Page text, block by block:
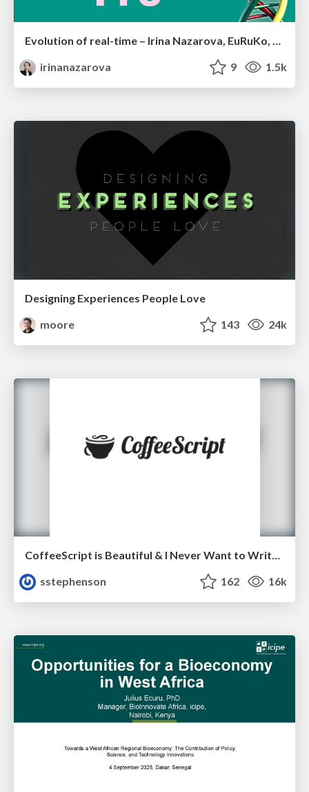
Evolution of real-time – Irina Nazarova, EuRuKo, 2024
irinanazarova
9 1.5k
Designing Experiences People Love
moore
143 24k
CoffeeScript is Beautiful & I Never Want to Write Plain JavaScript Again
sstephenson
162 16k